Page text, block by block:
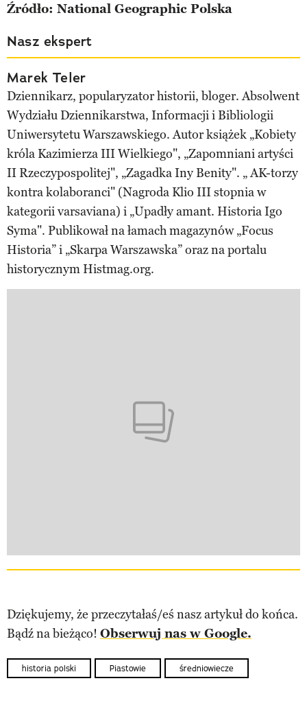
Źródło: National Geographic Polska
Nasz ekspert
Marek Teler
Dziennikarz, popularyzator historii, bloger. Absolwent
Wydziału Dziennikarstwa, Informacji i Bibliologii
Uniwersytetu Warszawskiego. Autor książek „Kobiety
króla Kazimierza III Wielkiego", „Zapomniani artyści
II Rzeczypospolitej", „Zagadka Iny Benity". „ AK-torzy
kontra kolaboranci" (Nagroda Klio III stopnia w
kategorii varsaviana) i „Upadły amant. Historia Igo
Syma". Publikował na łamach magazynów „Focus
Historia” i „Skarpa Warszawska” oraz na portalu
historycznym Histmag.org.
Dziękujemy, że przeczytałaś/eś nasz artykuł do końca.
Bądź na bieżąco! Obserwuj nas w Google.
historia polski Piastowie średniowiecze